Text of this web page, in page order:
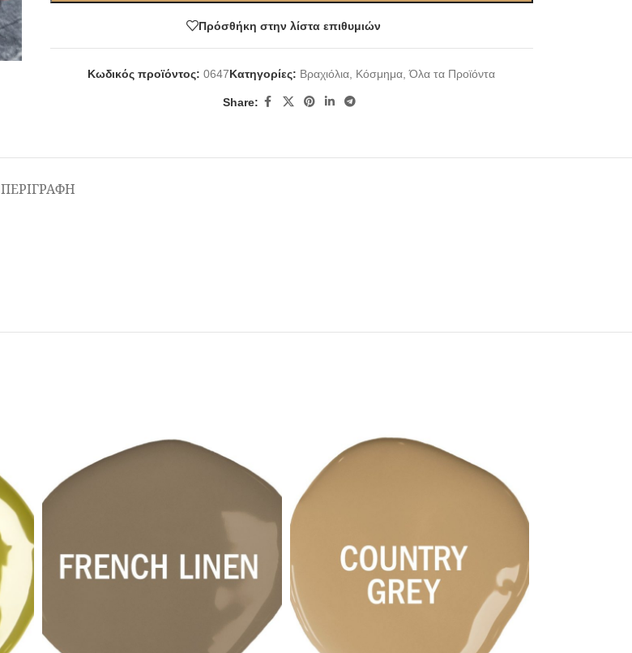
Πρόσθήκη στην λίστα επιθυμιών
Κωδικός προϊόντος:0647Κατηγορίες: Βραχιόλια Κόσμημα Όλα τα Προϊόντα
Share:
ΠΕΡΙΓΡΑΦΉ